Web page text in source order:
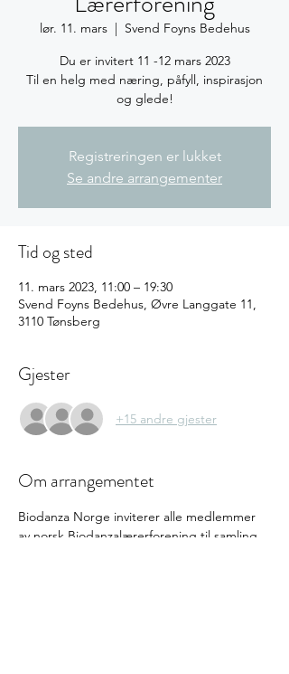
lør. 11. mars
  |
Svend Foyns Bedehus
Du er invitert 11 -12 mars 2023
Til en helg med næring, påfyll, inspirasjon
og glede!
Registreringen er lukket
Se andre arrangementer
Tid og sted
11. mars 2023, 11:00 – 19:30
Svend Foyns Bedehus, Øvre Langgate 11,
3110 Tønsberg
Gjester
+15 andre gjester
Om arrangementet
Biodanza Norge inviterer alle medlemmer
av norsk Biodanzalærerforening til samling